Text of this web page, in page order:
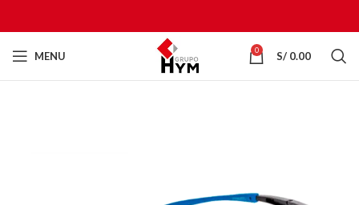
MENU 0 S/ 0.00